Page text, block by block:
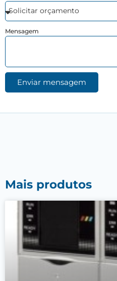
Mensagem
Enviar mensagem
Mais produtos